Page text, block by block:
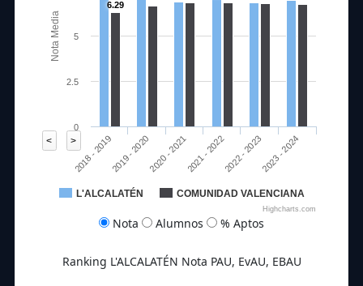
< >
Nota Media
6.29
L'ALCALATÉN COMUNIDAD VALENCIANA
2018 - 20192019 - 20202020 - 20212021 - 20222022 - 20232023 - 2024
0
2.5
5
Highcharts.com
Nota Alumnos % Aptos
Ranking L'ALCALATÉN Nota PAU, EvAU, EBAU